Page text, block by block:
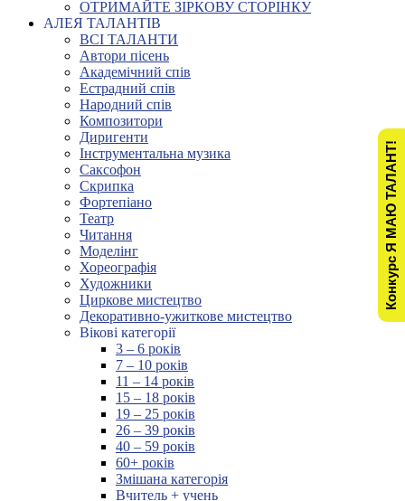
ОТРИМАЙТЕ ЗІРКОВУ СТОРІНКУ
АЛЕЯ ТАЛАНТІВ
ВСІ ТАЛАНТИ
Автори пісень
Академічний спів
Естрадний спів
Народний спів
Композитори
Диригенти
Інструментальна музика
Саксофон
Скрипка
Фортепіано
Театр
Читання
Моделінг
Хореографія
Художники
Циркове мистецтво
Декоративно-ужиткове мистецтво
Вікові категорії
3 – 6 років
7 – 10 років
11 – 14 років
15 – 18 років
19 – 25 років
26 – 39 років
40 – 59 років
60+ років
Змішана категорія
Вчитель + учень
Конкурс Я МАЮ ТАЛАНТ!